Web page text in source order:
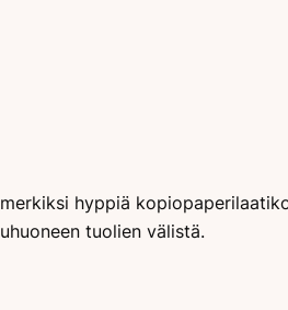
hyppiä
tuolien välistä.